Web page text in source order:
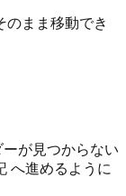
のまま移動でき
が見つからない
へ進めるように